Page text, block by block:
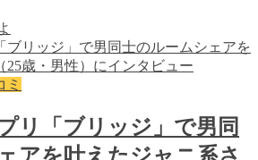
ミ
リ「ブリッジ」で男同
アを叶えたジャニ系さ